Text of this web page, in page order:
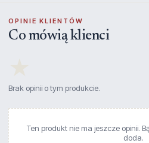
OPINIE KLIENTÓW
Co mówią klienci
Brak opinii o tym produkcie.
Ten produkt nie ma jeszcze opinii.
doda.